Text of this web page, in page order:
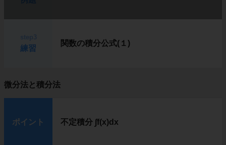
練習
関数の積分公式(１)
微分法と積分法
ポイント 不定積分 ∫f(x)dx